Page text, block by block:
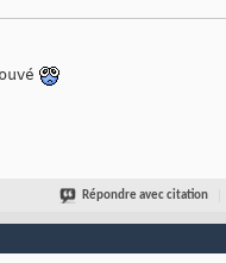
Répondre avec citation